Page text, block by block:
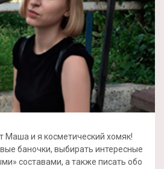
Маша и я косметический хомяк!
баночки, выбирать интересные
составами, а также писать обо